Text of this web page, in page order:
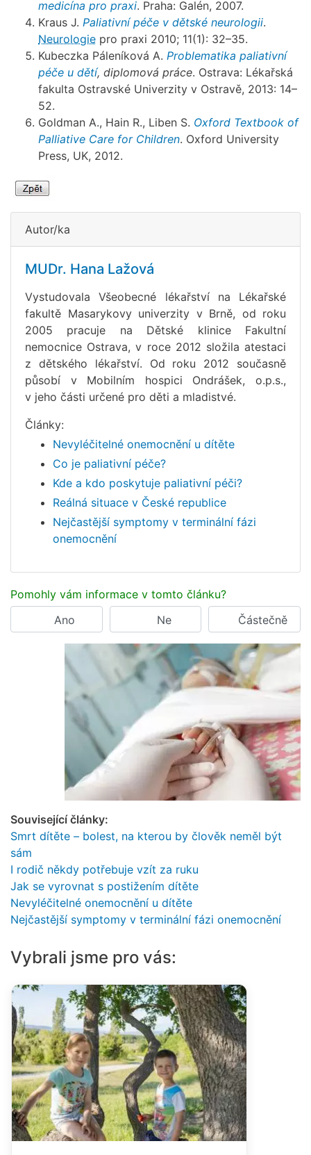
medicína pro praxi. Praha: Galén, 2007.
Kraus J. Paliativní péče v dětské neurologii.
Neurologie pro praxi 2010; 11(1): 32–35.
Kubeczka Páleníková A. Problematika paliativní
péče u dětí, diplomová práce. Ostrava: Lékařská
fakulta Ostravské Univerzity v Ostravě, 2013: 14–
52.
Goldman A., Hain R., Liben S. Oxford Textbook of
Palliative Care for Children. Oxford University
Press, UK, 2012.
Autor/ka
MUDr. Hana Lažová
Vystudovala Všeobecné lékařství na Lékařské
fakultě Masarykovy univerzity v Brně, od roku
2005 pracuje na Dětské klinice Fakultní
nemocnice Ostrava, v roce 2012 složila atestaci
z dětského lékařství. Od roku 2012 současně
působí v Mobilním hospici Ondrášek, o.p.s.,
v jeho části určené pro děti a mladistvé.
Články:
Nevyléčitelné onemocnění u dítěte
Co je paliativní péče?
Kde a kdo poskytuje paliativní péči?
Reálná situace v České republice
Nejčastější symptomy v terminální fázi
onemocnění
Pomohly vám informace v tomto článku?
Ano
Ne Částečně
Související články:
Smrt dítěte – bolest, na kterou by člověk neměl být
sám
I rodič někdy potřebuje vzít za ruku
Jak se vyrovnat s postižením dítěte
Nevyléčitelné onemocnění u dítěte
Nejčastější symptomy v terminální fázi onemocnění
Vybrali jsme pro vás: